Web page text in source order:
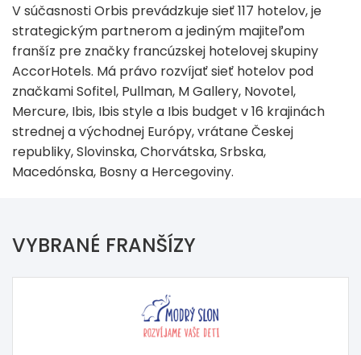
V súčasnosti Orbis prevádzkuje sieť 117 hotelov, je
strategickým partnerom a jediným majiteľom
franšíz pre značky francúzskej hotelovej skupiny
AccorHotels. Má právo rozvíjať sieť hotelov pod
značkami Sofitel, Pullman, M Gallery, Novotel,
Mercure, Ibis, Ibis style a Ibis budget v 16 krajinách
strednej a východnej Európy, vrátane Českej
republiky, Slovinska, Chorvátska, Srbska,
Macedónska, Bosny a Hercegoviny.
VYBRANÉ FRANŠÍZY